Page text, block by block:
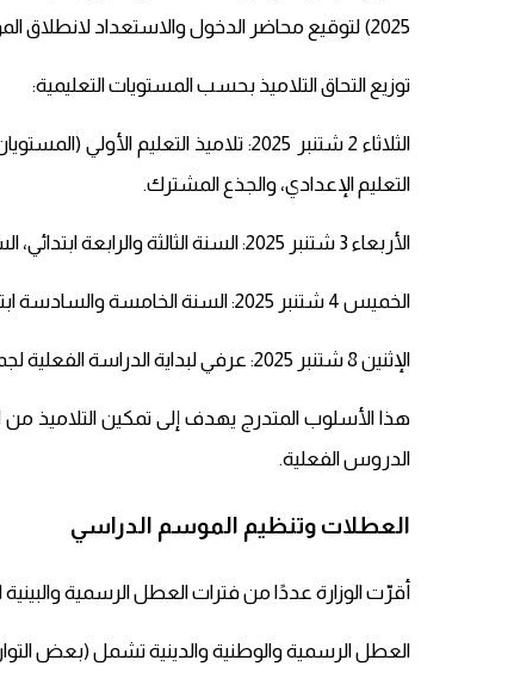
2025) لتوقيع محاضر الدخول والاستعداد لانطلاق الموسم.
توزيع التحاق التلاميذ بحسب المستويات التعليمية:
الثلاثاء 2 شتنبر 2025: تلاميذ التعليم
التعليم الإعدادي، والجذع المشترك.
الأربعاء 3 شتنبر 2025: السنة الثالثة والرابعة ابتدائي، السنة الثانية إعدادي، والسنة الأولى بكالوريا.
الخميس 4 شتنبر 2025: السنة الخامسة والسادسة ابتدائي، السنة الثالثة إعدادي، والسنة الثانية بكالوريا.
الإثنين 8 شتنبر 2025: عرفي لبداية الدراسة الفعلية لجميع المستويات.
هذا الأسلوب المتدرج يهدف إلى تمكين التلاميذ من
الدروس الفعلية.
العطلات وتنظيم الموسم الدراسي
أقرّت الوزارة عددًا من فترات العطل الرسمية والبينية التي تصل مجملها إلى
العطل الرسمية والوطنية والدينية تشمل (بعض